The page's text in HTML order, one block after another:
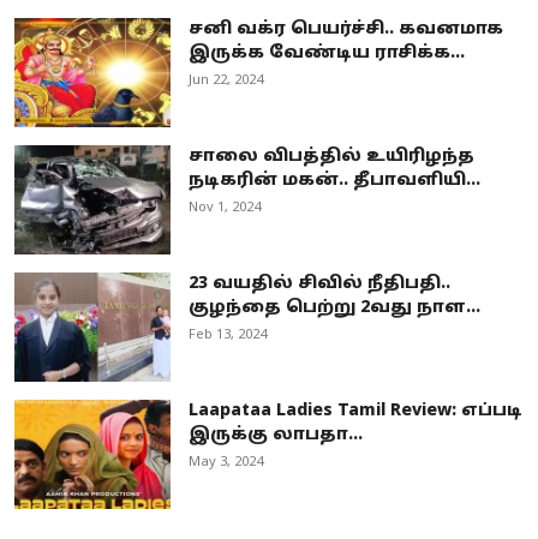
சனி வக்ர பெயர்ச்சி.. கவனமாக
இருக்க வேண்டிய ராசிக்க...
Jun 22, 2024
சாலை விபத்தில் உயிரிழந்த
நடிகரின் மகன்.. தீபாவளியி...
Nov 1, 2024
23 வயதில் சிவில் நீதிபதி..
குழந்தை பெற்று 2வது நாள...
Feb 13, 2024
Laapataa Ladies Tamil Review: எப்படி
இருக்கு லாபதா...
May 3, 2024